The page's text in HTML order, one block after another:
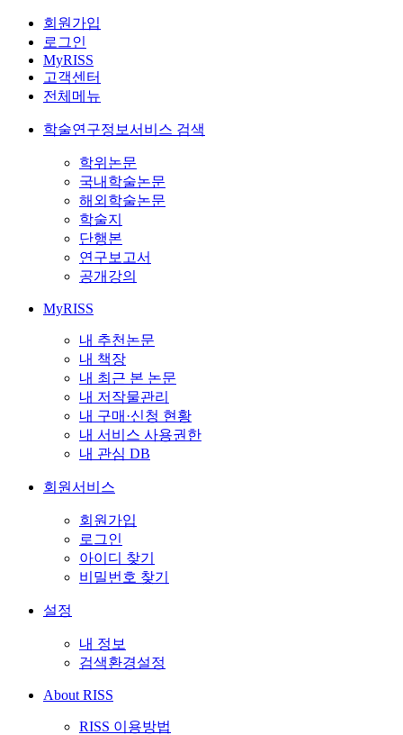
회원가입
로그인
MyRISS
고객센터
전체메뉴
학술연구정보서비스 검색
학위논문
국내학술논문
해외학술논문
학술지
단행본
연구보고서
공개강의
MyRISS
내 추천논문
내 책장
내 최근 본 논문
내 저작물관리
내 구매·신청 현황
내 서비스 사용권한
내 관심 DB
회원서비스
회원가입
로그인
아이디 찾기
비밀번호 찾기
설정
내 정보
검색환경설정
About RISS
RISS 이용방법